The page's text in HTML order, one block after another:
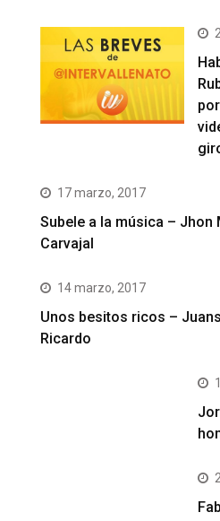
17 marzo, 2017
Subele a la música – Jhon
Carvajal
14 marzo, 2017
Unos besitos ricos –
Ricardo